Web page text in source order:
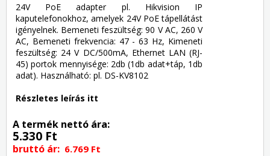
24V PoE adapter pl. Hikvision IP
kaputelefonokhoz, amelyek 24V PoE tápellátást
igényelnek. Bemeneti feszültség: 90 V AC, 260 V
AC, Bemeneti frekvencia: 47 - 63 Hz, Kimeneti
feszültség: 24 V DC/500mA, Ethernet LAN (RJ-
45) portok mennyisége: 2db (1db adat+táp, 1db
adat). Használható: pl. DS-KV8102
Részletes leírás itt
A termék nettó ára:
5.330 Ft
bruttó ár: 6.769 Ft